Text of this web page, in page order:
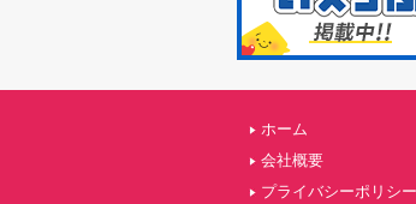
ホーム
会社概要
プライバシーポリシー